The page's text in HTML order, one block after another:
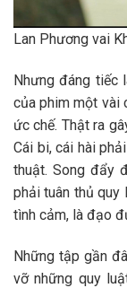
Lan Phương vai
Nhưng đáng tiếc
của phim một vài
ức chế. Thật ra
Cái bi, cái hài
thuật. Song đẩy
phải tuân thủ quy
tình cảm, là đạo
Những tập gần
vỡ những quy